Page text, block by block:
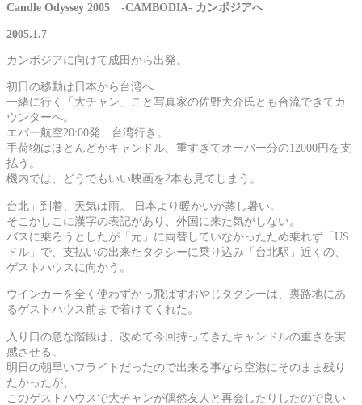
Candle Odyssey 2005 -CAMBODIA- カンボジアへ
2005.1.7
カンボジアに向けて成田から出発。
初日の移動は日本から台湾へ
一緒に行く「大チャン」こと写真家の佐野大介氏とも合流できてカ
ウンターへ。
エバー航空20:00発、台湾行き。
手荷物はほとんどがキャンドル、重すぎてオーバー分の12000円を支
払う。
機内では、どうでもいい映画を2本も見てしまう。
台北」到着、天気は雨。 日本より暖かいが蒸し暑い。
そこかしこに漢字の表記があり、外国に来た気がしない。
バスに乗ろうとしたが「元」に両替していなかったため乗れず「US
ドル」で、支払いの出来たタクシーに乗り込み「台北駅」近くの、
ゲストハウスに向かう。
ウインカーを全く使わずかっ飛ばすおやじタクシーは、裏路地にあ
るゲストハウス前まで着けてくれた。
入り口の急な階段は、改めて今回持ってきたキャンドルの重さを実
感させる。
明日の朝早いフライトだったので出来る事なら空港にそのまま残り
たかったが、
このゲストハウスで大チャンが偶然友人と再会したりしたので良い